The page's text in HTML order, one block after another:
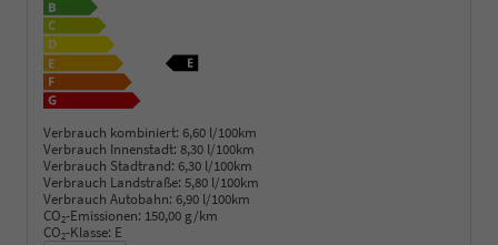
Verbrauch kombiniert: 6,60 l/100km
Verbrauch Innenstadt: 8,30 l/100km
Verbrauch Stadtrand: 6,30 l/100km
Verbrauch Landstraße: 5,80 l/100km
Verbrauch Autobahn: 6,90 l/100km
CO2-Emissionen: 150,00 g/km
CO2-Klasse: E